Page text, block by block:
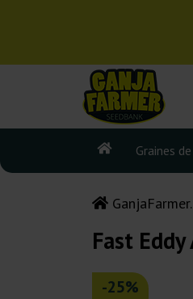
Graines
Fast
-25%